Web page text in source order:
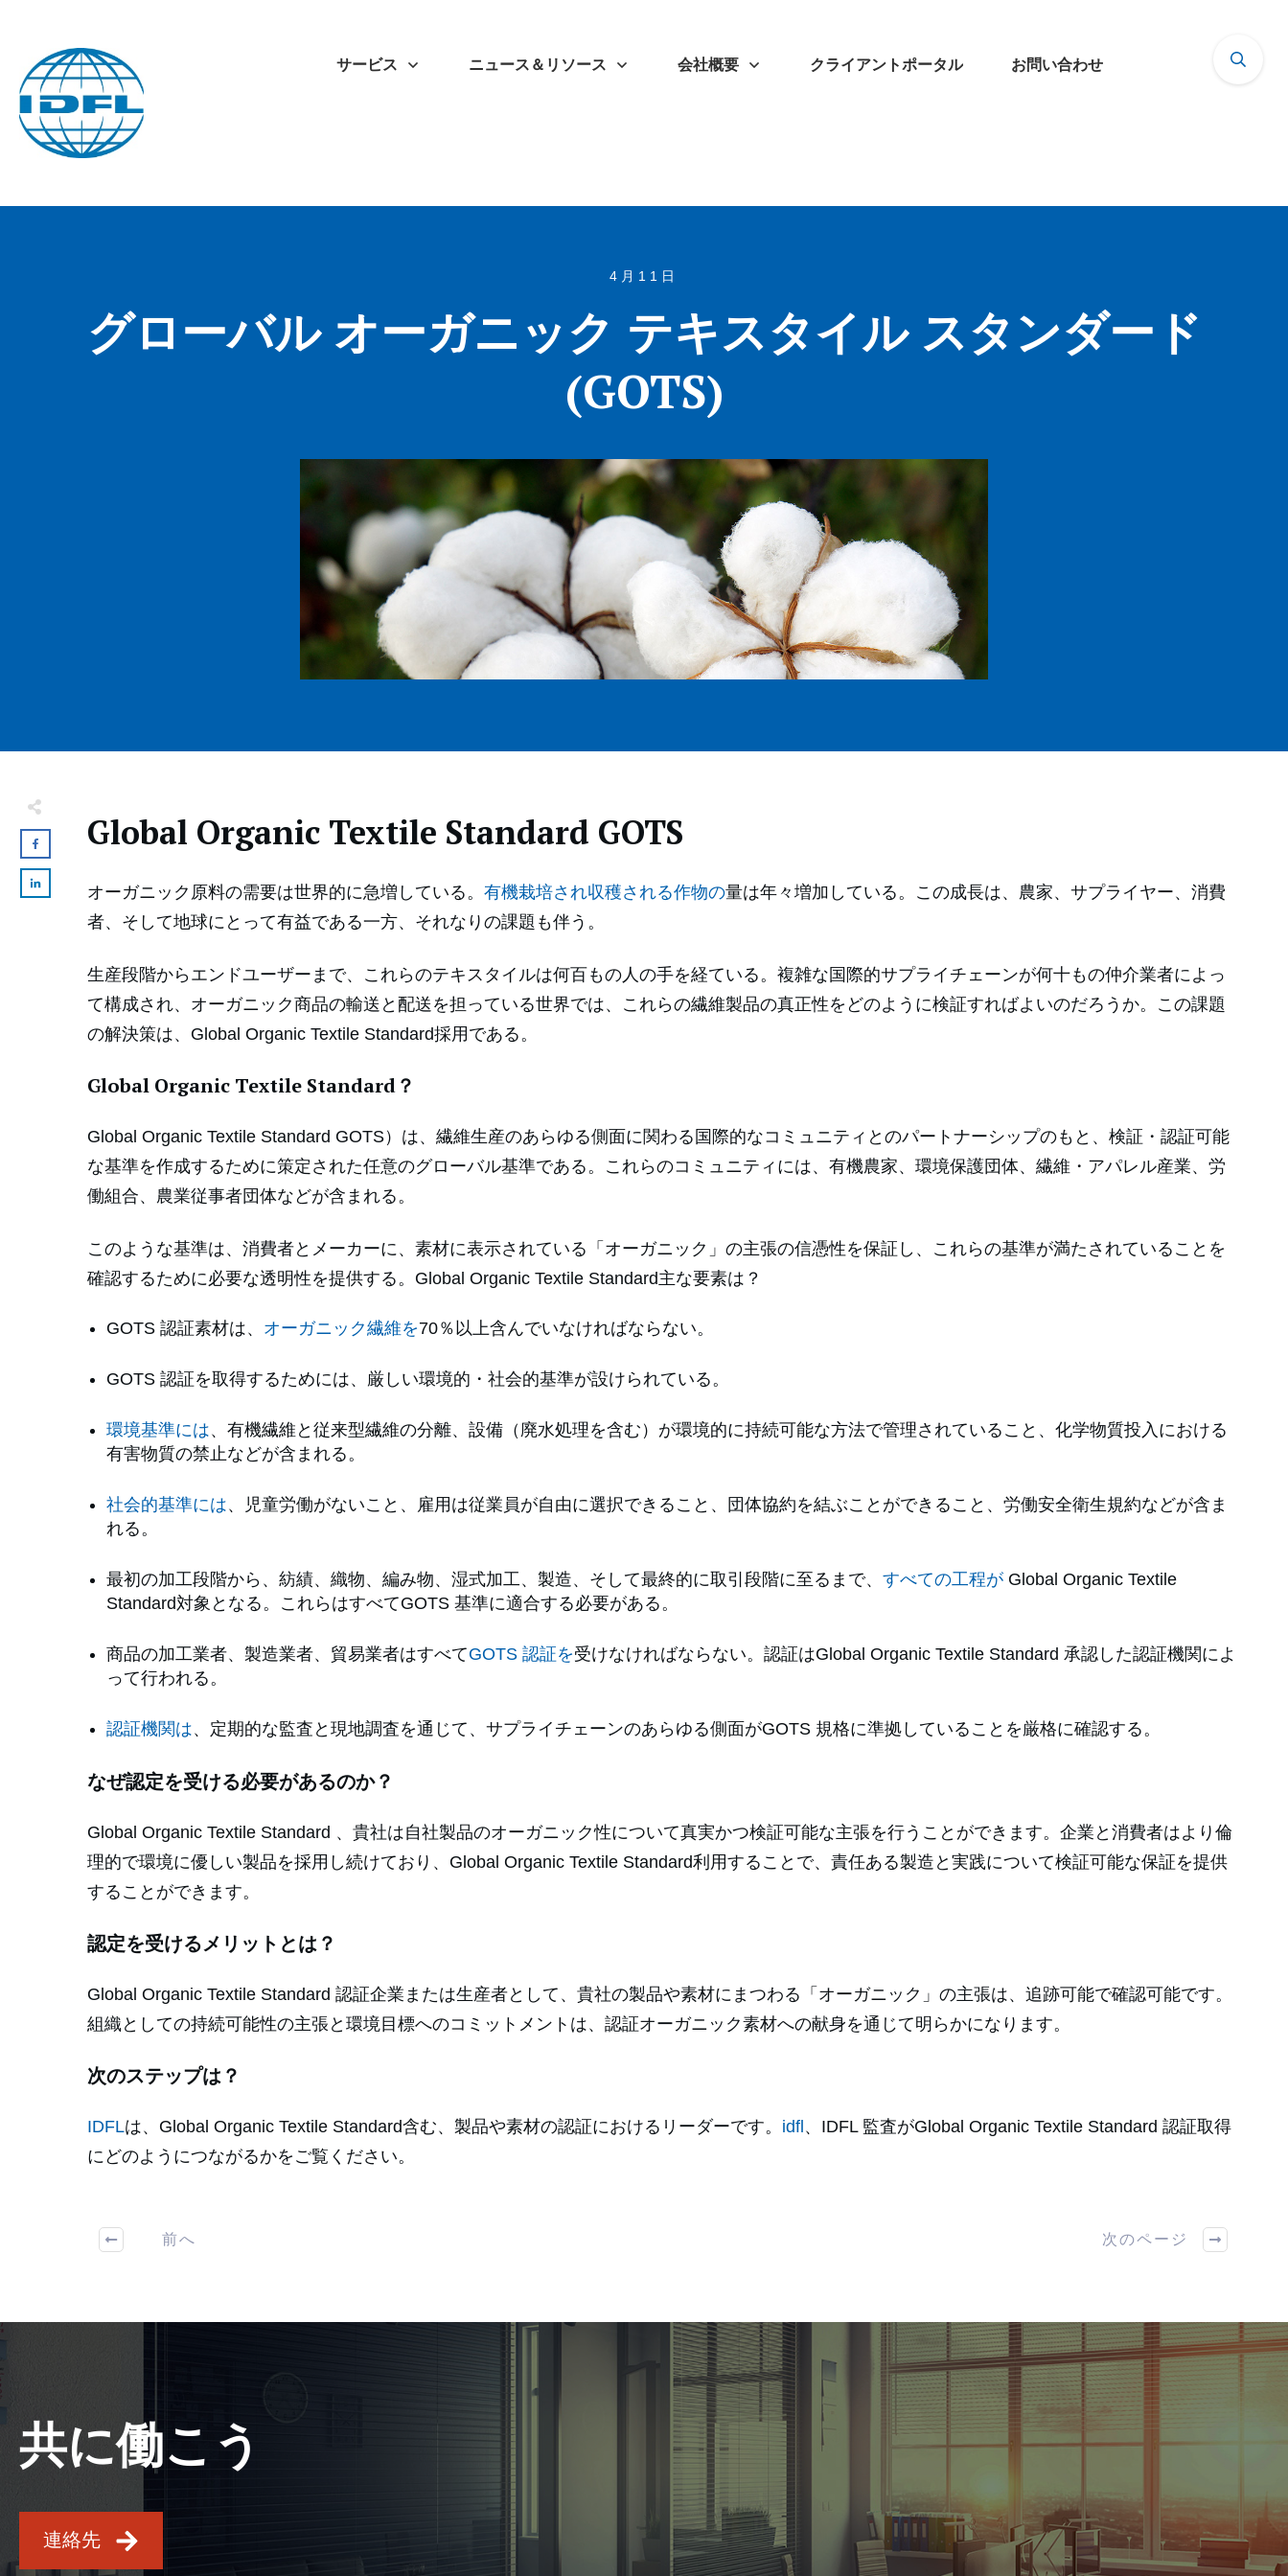
サービス ニュース＆リソース 会社概要 クライアントポータル お問い合わせ
4月11日
グローバル オーガニック テキスタイル スタンダード
(GOTS)
Global Organic Textile Standard GOTS
オーガニック原料の需要は世界的に急増している。 有機栽培され収穫される作物の量は年々増加している。この成長は、農家、サプライヤー、消費
者、そして地球にとって有益である一方、それなりの課題も伴う。
生産段階からエンドユーザーまで、これらのテキスタイルは何百もの人の手を経ている。複雑な国際的サプライチェーンが何十もの仲介業者によっ
て構成され、オーガニック商品の輸送と配送を担っている世界では、これらの繊維製品の真正性をどのように検証すればよいのだろうか。この課題
の解決策は、Global Organic Textile Standard採用である。
Global Organic Textile Standard？
Global Organic Textile Standard GOTS）は、繊維生産のあらゆる側面に関わる国際的なコミュニティとのパートナーシップのもと、検証・認証可能
な基準を作成するために策定された任意のグローバル基準である。これらのコミュニティには、有機農家、環境保護団体、繊維・アパレル産業、労
働組合、農業従事者団体などが含まれる。
このような基準は、消費者とメーカーに、素材に表示されている「オーガニック」の主張の信憑性を保証し、これらの基準が満たされていることを
確認するために必要な透明性を提供する。Global Organic Textile Standard主な要素は？
GOTS 認証素材は、 オーガニック繊維を70％以上含んでいなければならない。
GOTS 認証を取得するためには、厳しい環境的・社会的基準が設けられている。
環境基準には、有機繊維と従来型繊維の分離、設備（廃水処理を含む）が環境的に持続可能な方法で管理されていること、化学物質投入における
有害物質の禁止などが含まれる。
社会的基準には、児童労働がないこと、雇用は従業員が自由に選択できること、団体協約を結ぶことができること、労働安全衛生規約などが含ま
れる。
最初の加工段階から、紡績、織物、編み物、湿式加工、製造、そして最終的に取引段階に至るまで、 すべての工程が Global Organic Textile
Standard対象となる。これらはすべてGOTS 基準に適合する必要がある。
商品の加工業者、製造業者、貿易業者はすべてGOTS 認証を受けなければならない。認証はGlobal Organic Textile Standard 承認した認証機関によ
って行われる。
認証機関は、定期的な監査と現地調査を通じて、サプライチェーンのあらゆる側面がGOTS 規格に準拠していることを厳格に確認する。
なぜ認定を受ける必要があるのか？
Global Organic Textile Standard 、貴社は自社製品のオーガニック性について真実かつ検証可能な主張を行うことができます。企業と消費者はより倫
理的で環境に優しい製品を採用し続けており、Global Organic Textile Standard利用することで、責任ある製造と実践について検証可能な保証を提供
することができます。
認定を受けるメリットとは？
Global Organic Textile Standard 認証企業または生産者として、貴社の製品や素材にまつわる「オーガニック」の主張は、追跡可能で確認可能です。
組織としての持続可能性の主張と環境目標へのコミットメントは、認証オーガニック素材への献身を通じて明らかになります。
次のステップは？
IDFLは、Global Organic Textile Standard含む、製品や素材の認証におけるリーダーです。 idfl、IDFL 監査がGlobal Organic Textile Standard 認証取得
にどのようにつながるかをご覧ください。
前へ 次のページ
共に働こう
連絡先